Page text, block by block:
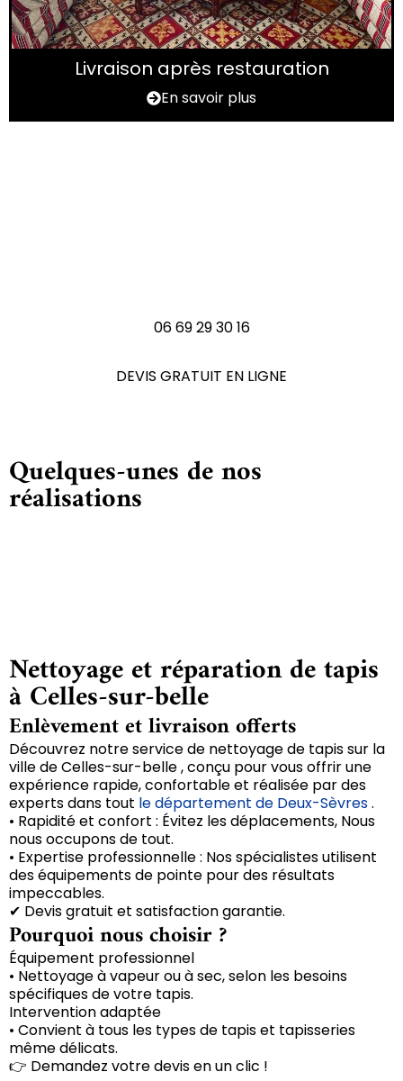
Livraison après restauration
En savoir plus
06 69 29 30 16
DEVIS GRATUIT EN LIGNE
Quelques-unes de nos
réalisations
Nettoyage et réparation de tapis
à Celles-sur-belle
Enlèvement et livraison offerts
Découvrez notre service de nettoyage de tapis sur la
ville de Celles-sur-belle , conçu pour vous offrir une
expérience rapide, confortable et réalisée par des
experts dans tout le département de Deux-Sèvres.
• Rapidité et confort : Évitez les déplacements, Nous
nous occupons de tout.
• Expertise professionnelle : Nos spécialistes utilisent
des équipements de pointe pour des résultats
impeccables.
✔ Devis gratuit et satisfaction garantie.
Pourquoi nous choisir ?
Équipement professionnel
• Nettoyage à vapeur ou à sec, selon les besoins
spécifiques de votre tapis.
Intervention adaptée
• Convient à tous les types de tapis et tapisseries
même délicats.
👉 Demandez votre devis en un clic !